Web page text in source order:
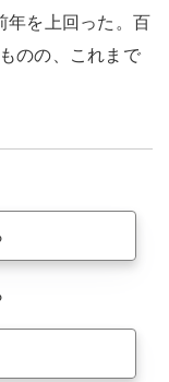
年を上回った。百
のの、これまで